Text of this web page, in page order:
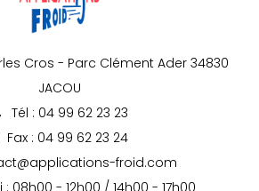
Cros - Parc Clément Ader 34830
JACOU
Tél : 04 99 62 23 23
Fax : 04 99 62 23 24
froid.com
08h00 - 12h00 / 14h00 - 17h00